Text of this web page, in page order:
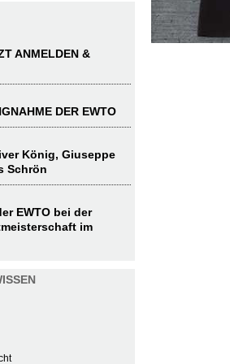
ANMELDEN &
DER EWTO
König, Giuseppe
Schrön
EWTO bei der
im